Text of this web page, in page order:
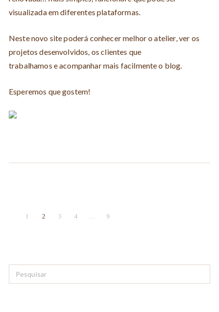
visualizada em diferentes plataformas.
Neste novo site poderá conhecer melhor o atelier, ver os
projetos desenvolvidos, os clientes que
trabalhamos e acompanhar mais facilmente o blog.
Esperemos que gostem!
1 2 3 4 … 9